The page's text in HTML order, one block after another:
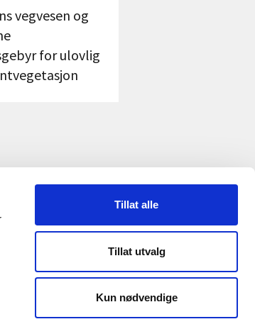
Tillat alle
Tillat utvalg
Kun nødvendige
vegvesen og
for ulovlig